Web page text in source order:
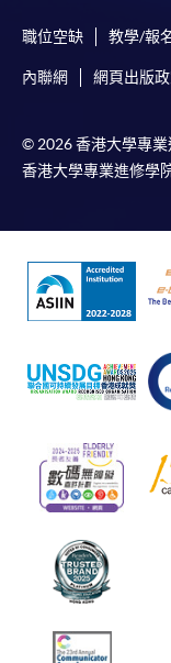
申請/報讀指南 :
-短期課程
報讀同一學
個別課程為須報
程設有此服務，
VISA 或
Pay) 、「支付寶
繳付學費。
親身報名/郵遞
職位空缺 教學/報
內聯網 網頁出版
© 2026 香港大學專
香港大學專業進修學